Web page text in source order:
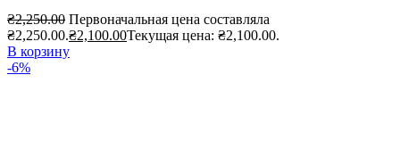
₴2,250.00 Первоначальная цена составляла
₴2,250.00.₴2,100.00Текущая цена: ₴2,100.00.
В корзину
-6%